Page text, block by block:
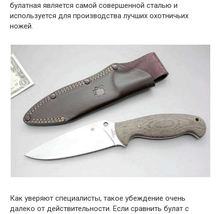
булатная является самой совершенной сталью и
используется для производства лучших охотничьих
ножей.
Как уверяют специалисты, такое убеждение очень
далеко от действительности. Если сравнить булат с